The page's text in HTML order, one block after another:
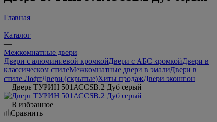
Главная
—
Каталог
—
Межкомнатные двери
Двери с алюминиевой кромкойДвери с АБС кромкойДвери в
классическом стилеМежкомнатные двери в эмалиДвери в
стиле ЛофтДвери (скрытые)Хиты продажДвери экошпон
—Дверь ТУРИН 501АССSB.2 Дуб серый
В избранное
Сравнить